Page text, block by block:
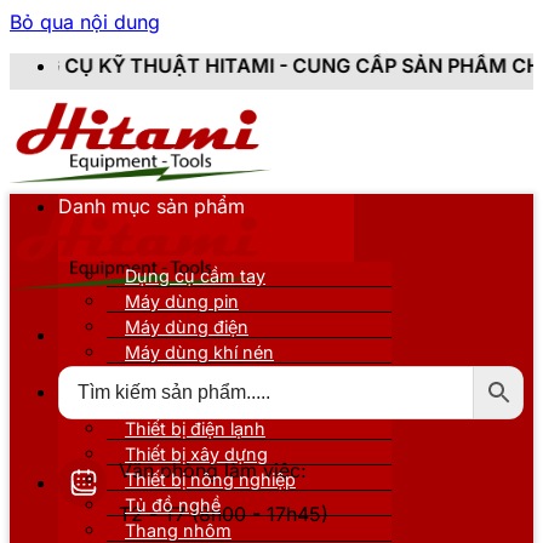
Bỏ qua nội dung
- CUNG CẤP SẢN PHẨM CHÍNH HÃNG, MỚI
Văn phòng làm việc:
T2 - T7 (8h00 - 17h45)
Danh mục sản phẩm
Dụng cụ cầm tay
Máy dùng pin
Máy dùng điện
Máy dùng khí nén
Thiết bị nâng đỡ
Thiết bị điện lạnh
Thiết bị xây dựng
Thiết bị nông nghiệp
Tủ đồ nghề
Thang nhôm